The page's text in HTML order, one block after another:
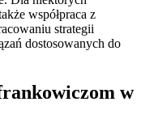
współpraca z
strategii
dostosowanych do
w